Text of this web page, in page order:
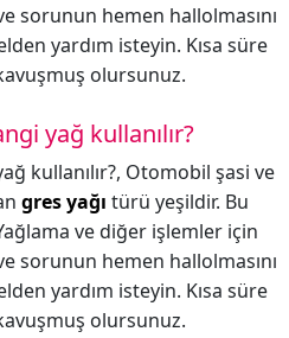
sorunun hemen hallolmasını
yardım isteyin. Kısa süre
olursunuz.
yağ kullanılır?
kullanılır?, Otomobil şasi ve
gres yağı türü yeşildir. Bu
ve diğer işlemler için
sorunun hemen hallolmasını
yardım isteyin. Kısa süre
olursunuz.